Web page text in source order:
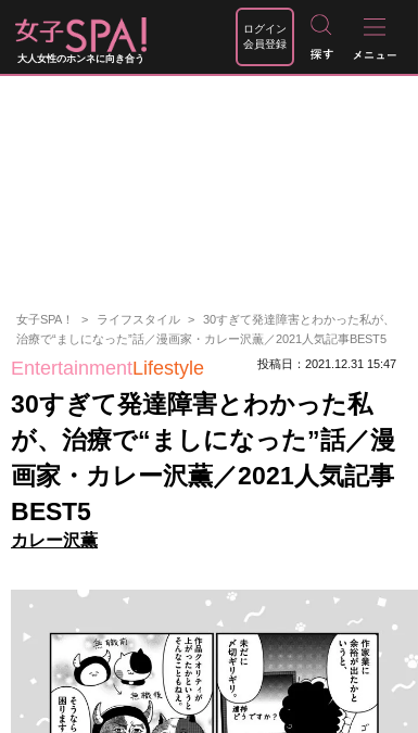
大人女性のホンネに向き合う
ログイン
会員登録
女子SPA！ ライフスタイル
30すぎて発達障害とわかった私が、
治療で“ましになった”話／漫画家・カレー沢薫／2021人気記事BEST5
EntertainmentLifestyle 投稿日：2021.12.31 15:47
30すぎて発達障害とわかった私
が、治療で“ましになった”話／漫
画家・カレー沢薫／2021人気記事
BEST5
カレー沢薫